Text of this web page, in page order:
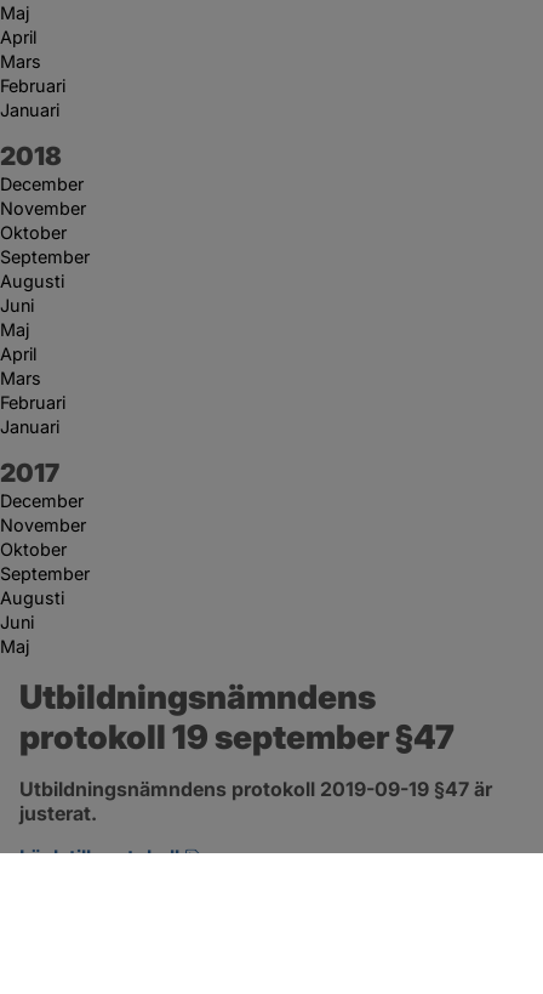
Maj
April
Mars
Februari
Januari
År:
2018
December
November
Oktober
September
Augusti
Juni
Maj
April
Mars
Februari
Januari
År:
2017
December
November
Oktober
September
Augusti
Juni
Maj
Utbildningsnämndens
protokoll 19 september §47
Utbildningsnämndens protokoll 2019-09-19 §47 är
justerat.
Länk till protokoll
pdf, 132.2 kB, öppnas i nytt fönster.